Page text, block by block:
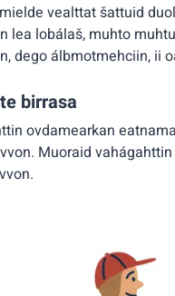
vealttat šattuid
lea lobálaš, muhto
dego álbmotmehciin, ii
birrasa
ovdamearkan
Muoraid